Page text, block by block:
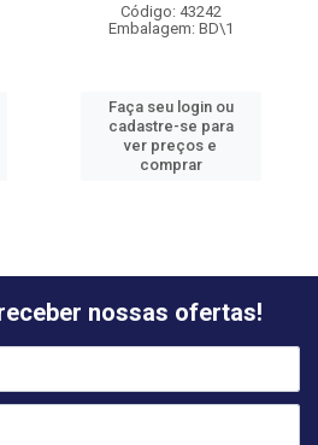
Código: 43242
Embalagem: BD\1
Faça seu login ou
cadastre-se para
ver preços e
comprar
nossas ofertas!